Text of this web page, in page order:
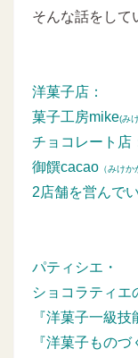
そんな話をして
洋菓子店：
菓子工房mike(みけ
チョコレート店
御饌cacao （みけか
2店舗を営んで
パティシエ・
ショコラティエ
『洋菓子一級技
『洋菓子もの